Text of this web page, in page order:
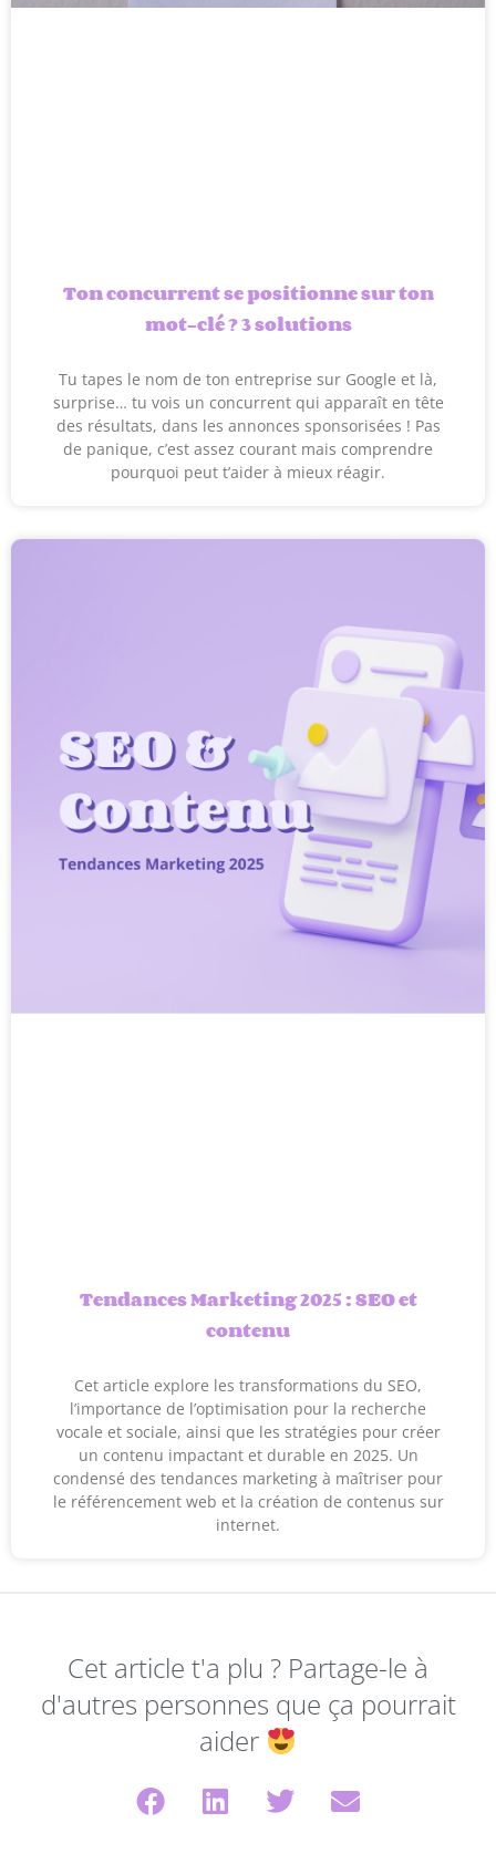
Ton concurrent se positionne sur ton
mot-clé ? 3 solutions
Tu tapes le nom de ton entreprise sur Google et là,
surprise… tu vois un concurrent qui apparaît en tête
des résultats, dans les annonces sponsorisées ! Pas
de panique, c’est assez courant mais comprendre
pourquoi peut t’aider à mieux réagir.
Tendances Marketing 2025 : SEO et
contenu
Cet article explore les transformations du SEO,
l’importance de l’optimisation pour la recherche
vocale et sociale, ainsi que les stratégies pour créer
un contenu impactant et durable en 2025. Un
condensé des tendances marketing à maîtriser pour
le référencement web et la création de contenus sur
internet.
Cet article t'a plu ? Partage-le à
d'autres personnes que ça pourrait
aider